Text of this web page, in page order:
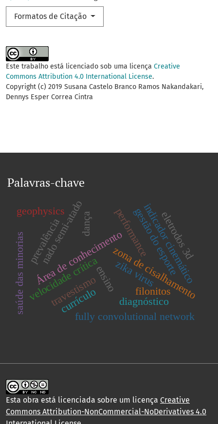
Formatos de Citação
Este trabalho está licenciado sob uma licença Creative
Commons Attribution 4.0 International License.
Copyright (c) 2019 Susana Castelo Branco Ramos Nakandakari,
Dennys Esper Correa Cintra
Palavras-chave
zona de cisalhamento
indicador cinemático
filonitos
dança
ensino
Área de conhecimento
nado semi-atado
velocidade crítica
performance
diagnóstico
gestão do esporte
geophysics
fully convolutional network
travestismo
saúde das minorias currículo
prevalência eletrodos 3d
zika virus
Esta obra está licenciada sobre um licença Creative
Commons Attribution-NonCommercial-NoDerivatives 4.0